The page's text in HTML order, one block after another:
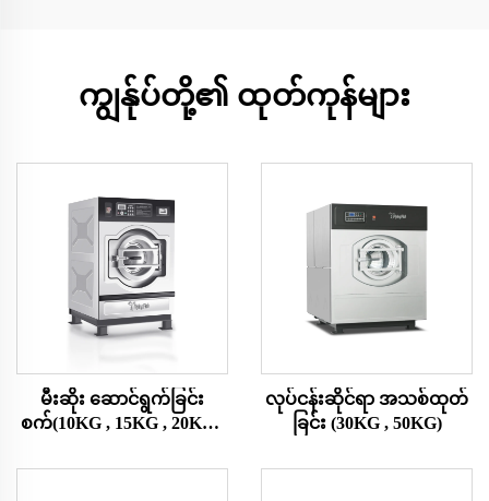
ကျွန်ုပ်တို့၏ ထုတ်ကုန်များ
မီးဆိုး ဆောင်ရွက်ခြင်း
စက်(10KG , 15KG , 20KG ,
လုပ်ငန်းဆိုင်ရာ အသစ်ထုတ်
ခြင်း (30KG , 50KG)